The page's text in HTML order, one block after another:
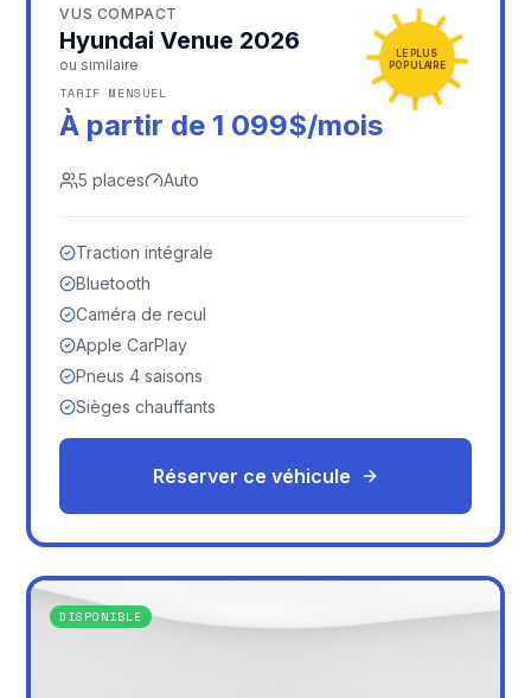
VUS COMPACT
Hyundai Venue 2026
ou similaire
TARIF MENSUEL
À partir de 1 099$/mois
LE PLUS
POPULAIRE
5 places Auto
Traction intégrale
Bluetooth
Caméra de recul
Apple CarPlay
Pneus 4 saisons
Sièges chauffants
Réserver ce véhicule
DISPONIBLE